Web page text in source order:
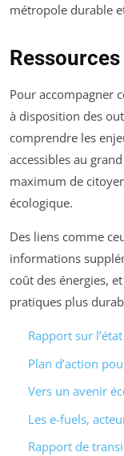
métropole durable
Pour accompagner
à disposition des
comprendre les
accessibles au
maximum de
écologique.
Des liens comme
informations
coût des énergies,
pratiques plus
Rapport sur
Plan d’action
Vers un avenir
Les e-fuels,
Rapport de